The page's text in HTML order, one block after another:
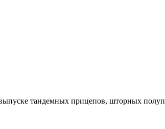
тандемных прицепов, шторных